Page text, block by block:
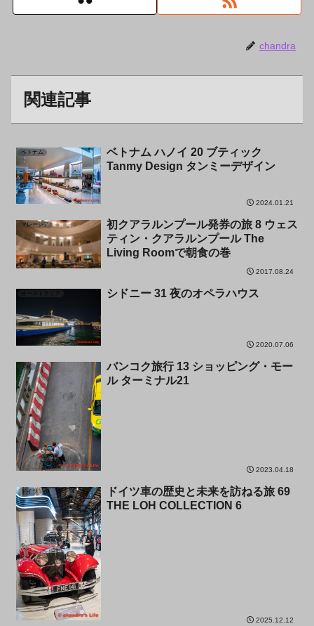
chandra
関連記事
ベトナム
ベトナム ハノイ 20 ブティック
Tanmy Design タンミーデザイン
2024.01.21
マレーシア
初クアラルンプール発券の旅 8 ウェス
ティン・クアラルンプール The
Living Roomで朝食の巻
2017.08.24
オーストラリア シドニー 31 夜のオペラハウス
2020.07.06
タイ
バンコク旅行 13 ショッピング・モー
ル ターミナル21
2023.04.18
ドイツ
ドイツ車の歴史と未来を訪ねる旅 69
THE LOH COLLECTION 6
2025.12.12